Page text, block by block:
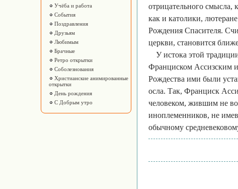
Учёба и работа
События
Поздравления
Друзьям
Любимым
Брачные
Ретро открытки
Соболезнования
Христианские анимированные
открытки
День рождения
С Добрым утро
отрицательного смысла,
как и католики,
Рождения Спасителя.
церкви, становится
У истока этой
Франциском Ассизским и
Рождества ими были
осла. Так, Франциск
человеком, жившим не
иноплеменников, не
обычному